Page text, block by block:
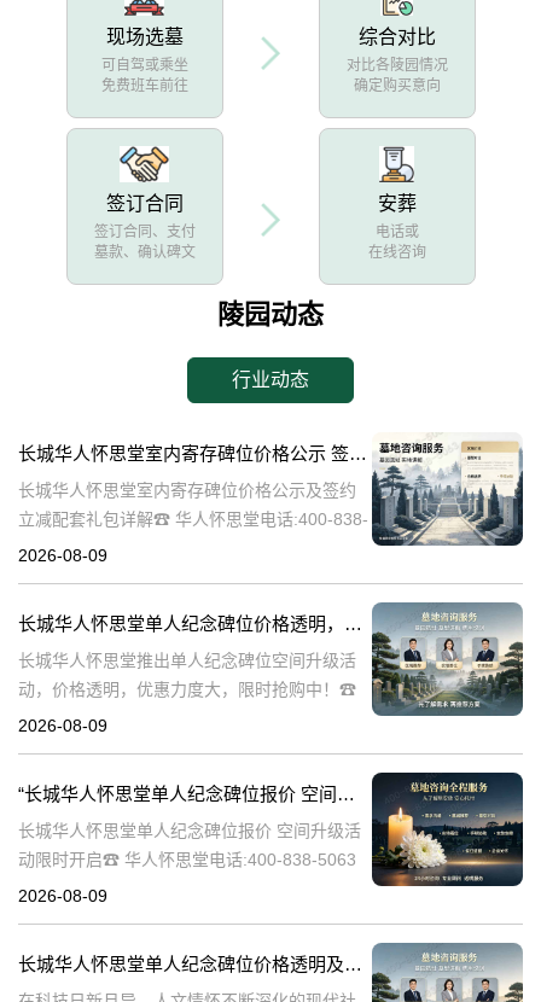
现场选墓
可自驾或乘坐
免费班车前往
综合对比
对比各陵园情况
确定购买意向
签订合同
签订合同、支付
墓款、确认碑文
安葬
电话或
在线咨询
陵园动态
行业动态
长城华人怀思堂室内寄存碑位价格公示 签约立减配套礼包详解
长城华人怀思堂室内寄存碑位价格公示及签约
立减配套礼包详解☎ 华人怀思堂电话:400-838-
5063随着社会的发展和人们生活节奏的加快，
2026-08-09
长城华人怀思堂单人纪念碑位价格透明，空间升级活动限时开启：深度解析与优惠策略详解
长城华人怀思堂推出单人纪念碑位空间升级活
动，价格透明，优惠力度大，限时抢购中！☎
华人怀思堂电话:400-838-5063在快节奏的现代
2026-08-09
“长城华人怀思堂单人纪念碑位报价 空间升级活动限时开启”
长城华人怀思堂单人纪念碑位报价 空间升级活
动限时开启☎ 华人怀思堂电话:400-838-5063
在现代社会，人们对逝者的缅怀和纪念方式不
2026-08-09
长城华人怀思堂单人纪念碑位价格透明及空间升级活动限时开启详解